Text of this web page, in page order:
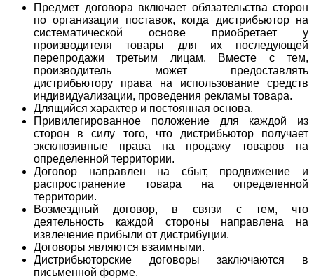
Предмет договора включает обязательства сторон
по организации поставок, когда дистрибьютор на
систематической основе приобретает у
производителя товары для их последующей
перепродажи третьим лицам. Вместе с тем,
производитель может предоставлять
дистрибьютору права на использование средств
индивидуализации, проведения рекламы товара.
Длящийся характер и постоянная основа.
Привилегированное положение для каждой из
сторон в силу того, что дистрибьютор получает
эксклюзивные права на продажу товаров на
определенной территории.
Договор направлен на сбыт, продвижение и
распространение товара на определенной
территории.
Возмездный договор, в связи с тем, что
деятельность каждой стороны направлена на
извлечение прибыли от дистрибуции.
Договоры являются взаимными.
Дистрибьюторские договоры заключаются в
письменной форме.